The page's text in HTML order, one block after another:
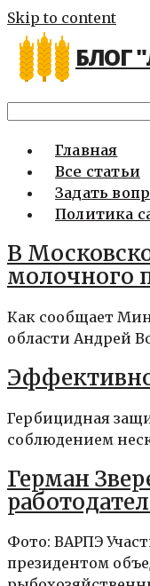
Skip to content
БЛОГ
Главная
Все статьи
Задать
Политика
В
молочного
Как сообщает
области Андрей
Гербицидная
соблюдением
Герман
Фото: ВАРПЭ
президентом